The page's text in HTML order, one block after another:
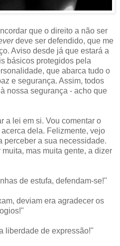
que o direito a não ser
deve ser defendido, que me
Aviso desde já que estará a
básicos protegidos pela
que abarca tudo o
e segurança. Assim, todos
nossa segurança - acho que
a lei em si. Vou comentar o
dela. Felizmente, vejo
perceber a sua necessidade.
mas muita gente, a dizer
de estufa, defendam-se!"
deviam era agradecer os
liberdade de expressão!"